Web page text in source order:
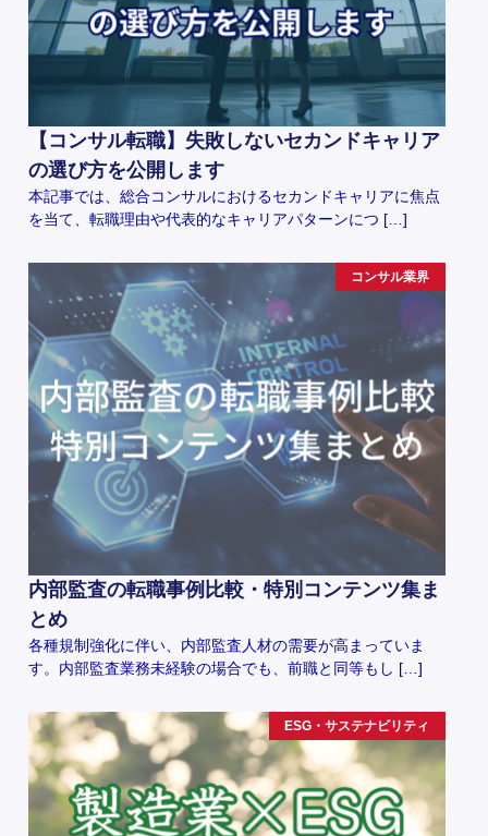
【コンサル転職】失敗しないセカンドキャリア
の選び方を公開します
本記事では、総合コンサルにおけるセカンドキャリアに焦点
を当て、転職理由や代表的なキャリアパターンにつ […]
コンサル業界
内部監査の転職事例比較・特別コンテンツ集ま
とめ
各種規制強化に伴い、内部監査人材の需要が高まっていま
す。内部監査業務未経験の場合でも、前職と同等もし […]
ESG・サステナビリティ